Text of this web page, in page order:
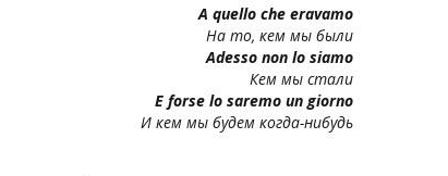
A quello che eravamo
На то, кем мы были
Adesso non lo siamo
Кем мы стали
E forse lo saremo un giorno
И кем мы будем когда-нибудь